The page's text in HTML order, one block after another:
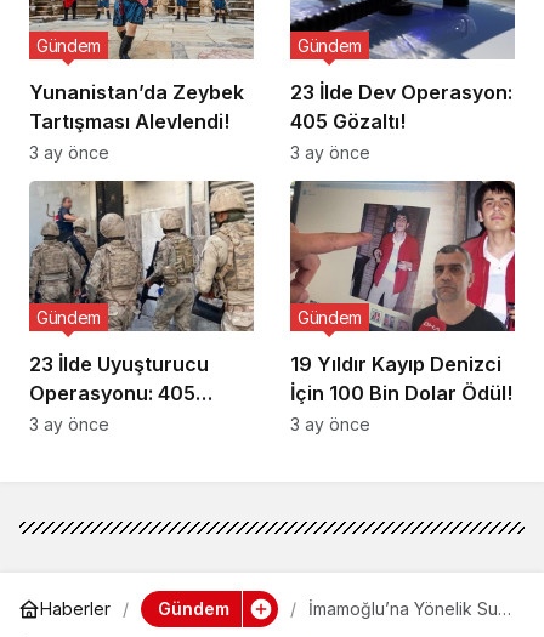
Yunanistan’da Zeybek
Tartışması Alevlendi!
Gündem
3 ay önce
23 İlde Dev Operasyon:
405 Gözaltı!
Gündem
3 ay önce
23 İlde Uyuşturucu
Operasyonu: 405
Gözaltı!
Gündem
3 ay önce
19 Yıldır Kayıp Denizci
İçin 100 Bin Dolar Ödül!
Gündem
3 ay önce
Haberler Gündem
İmamoğlu’na Yönelik Suç